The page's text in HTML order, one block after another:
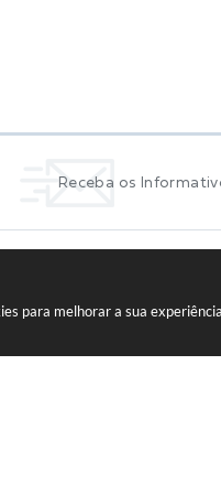
para melhorar a sua
Receba os